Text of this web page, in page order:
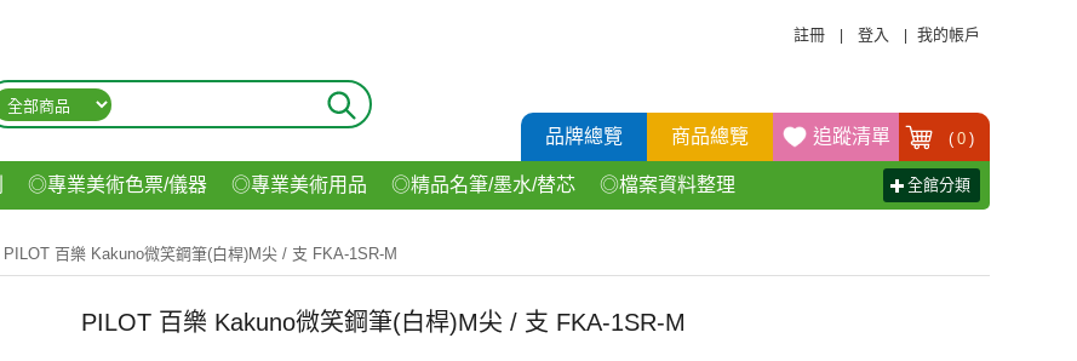
註冊 登入 我的帳戶
品牌總覽 商品總覽 追蹤清單 ( 0 )
◎專業美術色票/儀器 ◎專業美術用品 ◎精品名筆/墨水/替芯 ◎檔案資料整理 全館分類
PILOT 百樂 Kakuno微笑鋼筆(白桿)M尖 / 支 FKA-1SR-M
PILOT 百樂 Kakuno微笑鋼筆(白桿)M尖 / 支 FKA-1SR-M